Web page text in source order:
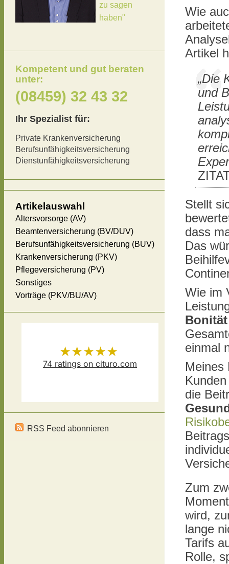
Wie
Artikel
„Die
und
Stellt
dass
Das
Wie im
Bonität
einmal
Meines
die
Zum
wird,
lange
Tarifs
Rolle,
zu sagen
haben"
Kompetent und gut beraten
unter:
(08459) 32 43 32
Ihr Spezialist für:
Private Krankenversicherung
Berufsunfähigkeitsversicherung
Dienstunfähigkeitsversicherung
Artikelauswahl
Altersvorsorge (AV)
Beamtenversicherung (BV/DUV)
Berufsunfähigkeitsversicherung (BUV)
Krankenversicherung (PKV)
Pflegeversicherung (PV)
Sonstiges
Vorträge (PKV/BU/AV)
Schösserhas
★★★★★
74 ratings on cituro.com
RSS Feed abonnieren